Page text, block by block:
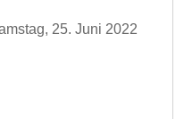
25. Juni 2022